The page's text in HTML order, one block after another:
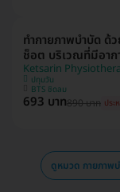
ทำกายภาพบำบัด ด้
ช็อต บริเวณที่มีอา
Ketsarin
ปทุมวัน
BTS ชิดลม
693 บาท890 บาท ประ
ดูหมวด กายภาพ